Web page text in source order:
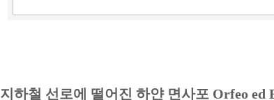
지하철 선로에 떨어진 하얀 면사포 Orfeo ed